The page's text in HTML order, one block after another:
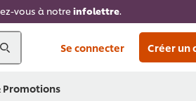
vous à notreinfolettre.
Se connecter Créer un
Promotions